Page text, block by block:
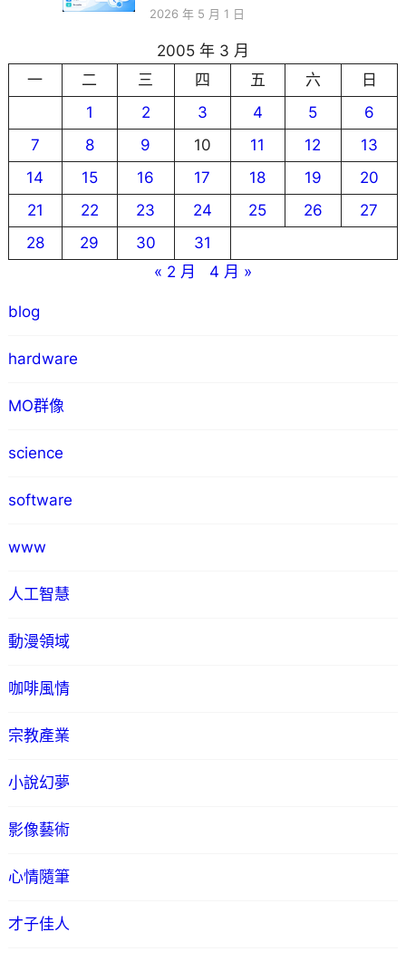
2026 年 5 月 1 日
2005 年 3 月
一
二 三 四 五 六
日
1
2 3 4 5
6
7
8 9 10 11 12
13
14
15 16 17 18 19
20
21
22 23 24 25 26
27
28
29 30
31
« 2 月
4 月 »
blog
hardware
MO群像
science
software
www
人工智慧
動漫領域
咖啡風情
宗教產業
小說幻夢
影像藝術
心情隨筆
才子佳人